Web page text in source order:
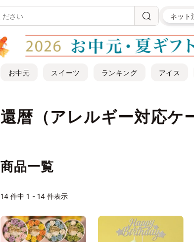
ネット
お中元 スイーツ ランキング アイス
還暦（アレルギー対応ケ
商品一覧
14 件中 1 - 14 件表示